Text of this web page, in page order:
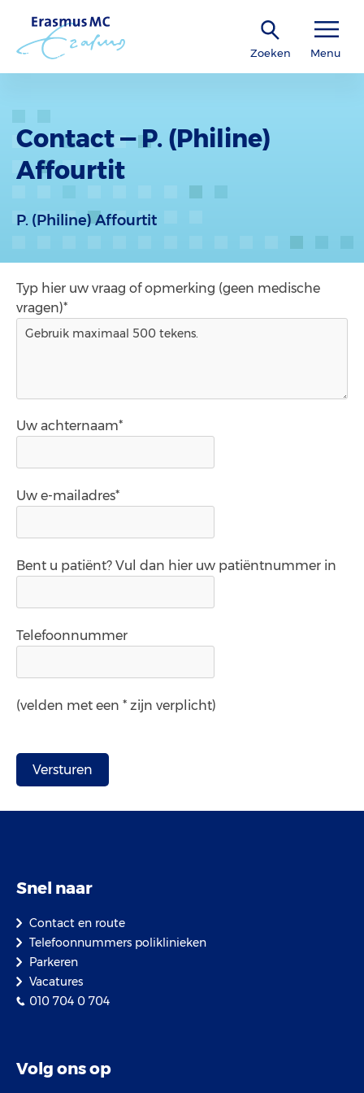
Zoeken Menu
Contact — P. (Philine)
Affourtit
P. (Philine) Affourtit
Typ hier uw vraag of opmerking (geen medische
vragen)*
Uw achternaam*
Uw e-mailadres*
Bent u patiënt? Vul dan hier uw patiëntnummer in
Telefoonnummer
(velden met een * zijn verplicht)
Snel naar
Contact en route
Telefoonnummers poliklinieken
Parkeren
Vacatures
010 704 0 704
Volg ons op